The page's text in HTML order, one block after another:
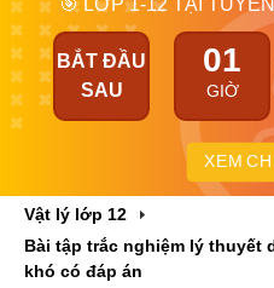
🎯 LỚP 1-12 TẠI
BẮT ĐẦU
SAU
01
GIỜ
XEM
Vật lý lớp 12
Bài tập trắc nghiệm lý thuyết
khó có đáp án